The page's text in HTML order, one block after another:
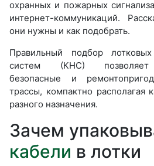
охранных и пожарных
интернет-коммуникаций.
они нужны и как подобрать.
Правильный подбор
систем (КНС) позволяет
безопасные и
трассы, компактно располагая
разного назначения.
Зачем
кабели в лотки